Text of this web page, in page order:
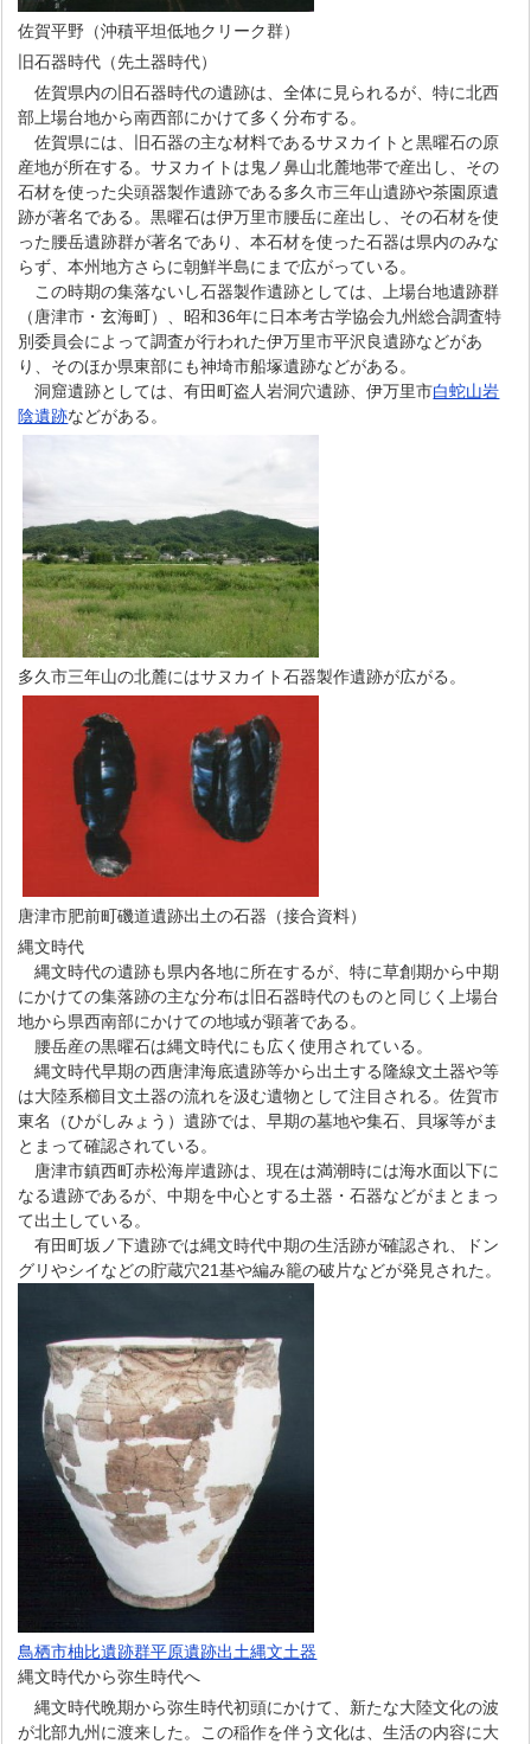
佐賀平野（沖積平坦低地クリーク群）
旧石器時代（先土器時代）
佐賀県内の旧石器時代の遺跡は、全体に見られるが、特に北西
部上場台地から南西部にかけて多く分布する。
佐賀県には、旧石器の主な材料であるサヌカイトと黒曜石の原
産地が所在する。サヌカイトは鬼ノ鼻山北麓地帯で産出し、その
石材を使った尖頭器製作遺跡である多久市三年山遺跡や茶園原遺
跡が著名である。黒曜石は伊万里市腰岳に産出し、その石材を使
った腰岳遺跡群が著名であり、本石材を使った石器は県内のみな
らず、本州地方さらに朝鮮半島にまで広がっている。
この時期の集落ないし石器製作遺跡としては、上場台地遺跡群
（唐津市・玄海町）、昭和36年に日本考古学協会九州総合調査特
別委員会によって調査が行われた伊万里市平沢良遺跡などがあ
り、そのほか県東部にも神埼市船塚遺跡などがある。
洞窟遺跡としては、有田町盗人岩洞穴遺跡、伊万里市白蛇山岩
陰遺跡などがある。
多久市三年山の北麓にはサヌカイト石器製作遺跡が広がる。
唐津市肥前町磯道遺跡出土の石器（接合資料）
縄文時代
縄文時代の遺跡も県内各地に所在するが、特に草創期から中期
にかけての集落跡の主な分布は旧石器時代のものと同じく上場台
地から県西南部にかけての地域が顕著である。
腰岳産の黒曜石は縄文時代にも広く使用されている。
縄文時代早期の西唐津海底遺跡等から出土する隆線文土器や等
は大陸系櫛目文土器の流れを汲む遺物として注目される。佐賀市
東名（ひがしみょう）遺跡では、早期の墓地や集石、貝塚等がま
とまって確認されている。
唐津市鎮西町赤松海岸遺跡は、現在は満潮時には海水面以下に
なる遺跡であるが、中期を中心とする土器・石器などがまとまっ
て出土している。
有田町坂ノ下遺跡では縄文時代中期の生活跡が確認され、ドン
グリやシイなどの貯蔵穴21基や編み籠の破片などが発見された。
鳥栖市柚比遺跡群平原遺跡出土縄文土器
縄文時代から弥生時代へ
縄文時代晩期から弥生時代初頭にかけて、新たな大陸文化の波
が北部九州に渡来した。この稲作を伴う文化は、生活の内容に大